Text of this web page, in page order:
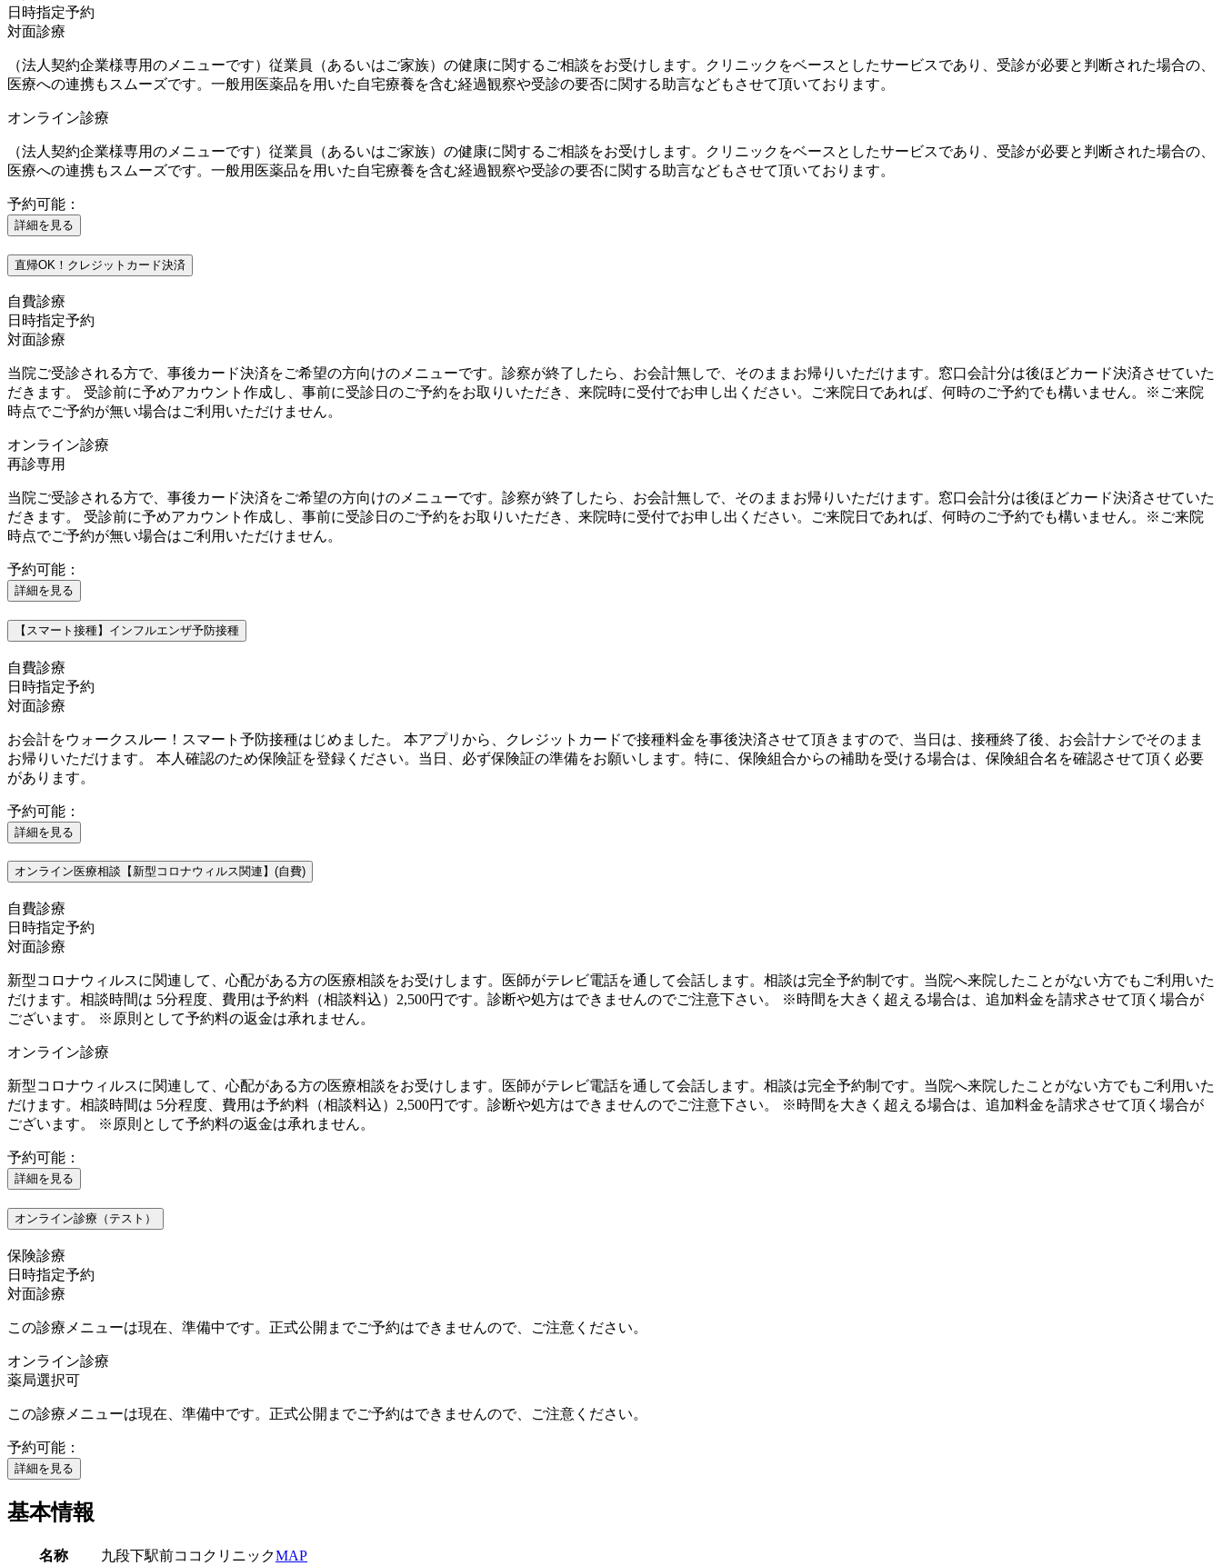
日時指定予約
対面診療
（法人契約企業様専用のメニューです）従業員（あるいはご家族）の健康に関するご相談をお受けします。クリニックをベースとしたサービスであり、受診が必要と判断された場合の、
医療への連携もスムーズです。一般用医薬品を用いた自宅療養を含む経過観察や受診の要否に関する助言などもさせて頂いております。
オンライン診療
（法人契約企業様専用のメニューです）従業員（あるいはご家族）の健康に関するご相談をお受けします。クリニックをベースとしたサービスであり、受診が必要と判断された場合の、
医療への連携もスムーズです。一般用医薬品を用いた自宅療養を含む経過観察や受診の要否に関する助言などもさせて頂いております。
予約可能：
詳細を見る
直帰OK！クレジットカード決済
自費診療
日時指定予約
対面診療
当院ご受診される方で、事後カード決済をご希望の方向けのメニューです。診察が終了したら、お会計無しで、そのままお帰りいただけます。窓口会計分は後ほどカード決済させていた
だきます。 受診前に予めアカウント作成し、事前に受診日のご予約をお取りいただき、来院時に受付でお申し出ください。ご来院日であれば、何時のご予約でも構いません。※ご来院
時点でご予約が無い場合はご利用いただけません。
オンライン診療
再診専用
当院ご受診される方で、事後カード決済をご希望の方向けのメニューです。診察が終了したら、お会計無しで、そのままお帰りいただけます。窓口会計分は後ほどカード決済させていた
だきます。 受診前に予めアカウント作成し、事前に受診日のご予約をお取りいただき、来院時に受付でお申し出ください。ご来院日であれば、何時のご予約でも構いません。※ご来院
時点でご予約が無い場合はご利用いただけません。
予約可能：
詳細を見る
【スマート接種】インフルエンザ予防接種
自費診療
日時指定予約
対面診療
お会計をウォークスルー！スマート予防接種はじめました。 本アプリから、クレジットカードで接種料金を事後決済させて頂きますので、当日は、接種終了後、お会計ナシでそのまま
お帰りいただけます。 本人確認のため保険証を登録ください。当日、必ず保険証の準備をお願いします。特に、保険組合からの補助を受ける場合は、保険組合名を確認させて頂く必要
があります。
予約可能：
詳細を見る
オンライン医療相談【新型コロナウィルス関連】(自費)
自費診療
日時指定予約
対面診療
新型コロナウィルスに関連して、心配がある方の医療相談をお受けします。医師がテレビ電話を通して会話します。相談は完全予約制です。当院へ来院したことがない方でもご利用いた
だけます。相談時間は 5分程度、費用は予約料（相談料込）2,500円です。診断や処方はできませんのでご注意下さい。 ※時間を大きく超える場合は、追加料金を請求させて頂く場合が
ございます。 ※原則として予約料の返金は承れません。
オンライン診療
新型コロナウィルスに関連して、心配がある方の医療相談をお受けします。医師がテレビ電話を通して会話します。相談は完全予約制です。当院へ来院したことがない方でもご利用いた
だけます。相談時間は 5分程度、費用は予約料（相談料込）2,500円です。診断や処方はできませんのでご注意下さい。 ※時間を大きく超える場合は、追加料金を請求させて頂く場合が
ございます。 ※原則として予約料の返金は承れません。
予約可能：
詳細を見る
オンライン診療（テスト）
保険診療
日時指定予約
対面診療
この診療メニューは現在、準備中です。正式公開までご予約はできませんので、ご注意ください。
オンライン診療
薬局選択可
この診療メニューは現在、準備中です。正式公開までご予約はできませんので、ご注意ください。
予約可能：
詳細を見る
基本情報
名称 九段下駅前ココクリニックMAP